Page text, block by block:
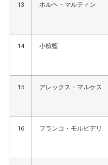
13 ホルヘ・マルティン
14 小椋藍
15 アレックス・マルケス
16 フランコ・モルビデリ